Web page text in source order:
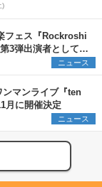
PICNIC JAM
ケット発売開始
)
フェス『Rockroshi
3弾出演者として
を発表
ニュース
マンライブ『ten
月に開催決定
ニュース